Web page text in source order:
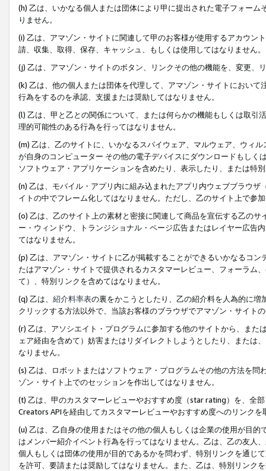
(h) 乙は、いかなる個人または団体により甲に提出された電子フォー
りません。
(i) 乙は、アマゾン・サイトに関連して甲のお客様が使用するアカウン
請、収集、取得、保存、キャッシュ、もしくは使用してはなりません。
(j) 乙は、アマゾン・サイトのボタン、リンクその他の機能を、変更、
(k) 乙は、他の個人または団体を代理して、アマゾン・サイトにおい
行為をするのを承認、支援または奨励してはなりません。
(l) 乙は、甲と乙との関係について、または何らかの機能もしくは取
理的可能性のある行為を行ってはなりません。
(m) 乙は、乙のサイトに、いかなるスパイウェア、マルウェア、ウィ
が自身のコンピューター その他の電子デバイスにダウンロードもし
ソフトウェア・アプリケーションを含めたり、表示したり、または特
(n) 乙は、モバイル・アプリ内に組み込まれたアプリ内ウェブブラウ
イトの中でフレーム化してはなりません。ただし、乙のサイト上で参
(o) 乙は、乙のサイト上の素材と密接に関連して商品を宣伝する乙の
ー・ウィンドウ、トランジショナル・ページ広告またはレイヤー広告
てはなりません。
(p) 乙は、アマゾン・サイトに乙が掲載することができるいかなるコ
たはアマゾン・サイトで提供されるカスタマーレビュー、フォーラム
て）、特別リンクを含めてはなりません。
(q) 乙は、 紹介料率表の裏をかこうとしたり、乙の紹介料を人為的に
クリックする方法以外で、当該お客様のブラウザでアマゾン・サイト
(r) 乙は、アソシエイト・プログラムに参加する他のサイトから、ま
ェア経由を含めて）妨害またはリダイレクトしようとしたり、または
なりません。
(s) 乙は、ロボットまたはソフトウェア・プログラムその他の方法を
ゾン・サイト上でのセッションを作出してはなりません。
(t) 乙は、甲のカスタマーレビューやおすすめ度（star rating）を、全
Creators APIを経由してカスタマーレビューやおすすめ度へのリンクを
(u) 乙は、乙自身の使用またはその他の個人もしくは企業の使用が目
はメンバー紹介イベント行為を行ってはなりません。乙は、乙の友人
個人もしくは団体の使用が目的であるかを問わず、特別リンクを通じ
を許可、要請または奨励してはなりません。また、乙は、特別リンク